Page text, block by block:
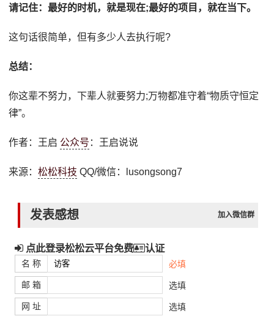
请记住：最好的时机，就是现在;最好的项目，就在当下。
这句话很简单，但有多少人去执行呢?
总结：
你这辈不努力，下辈人就要努力;万物都准守着“物质守恒定
律”。
作者：王启 公众号 ：王启说说
来源：松松科技 QQ/微信：lusongsong7
发表感想 加入微信群
点此登录松松云平台免费 认证
名 称 必填
邮 箱 选填
网 址 选填